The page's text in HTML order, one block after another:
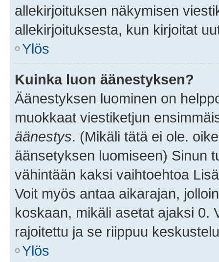
allekirjoituksen näkymisen
allekirjoituksesta, kun kirjoitat
Ylös
Kuinka luon äänestyksen?
Äänestyksen luominen on
muokkaat viestiketjun
äänestys. (Mikäli tätä ei ole.
äänsetyksen luomiseen) Sinun
vähintään kaksi vaihtoehtoa
Voit myös antaa aikarajan,
koskaan, mikäli asetat ajaksi 0.
rajoitettu ja se riippuu
Ylös